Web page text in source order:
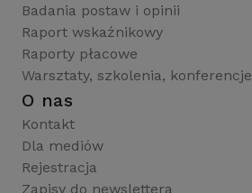
Badania postaw i opinii
Raport wskaźnikowy
Raporty płacowe
Warsztaty, szkolenia, konferencje
O nas
Kontakt
Dla mediów
Rejestracja
Zapisy do newslettera